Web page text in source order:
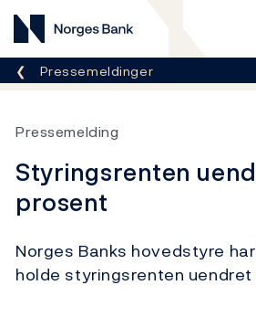
Norges Bank
Her er du nå:
Pressemeldinger
Pressemelding
Styringsrenten
prosent
Norges Banks hovedstyre
holde styringsrenten uendret